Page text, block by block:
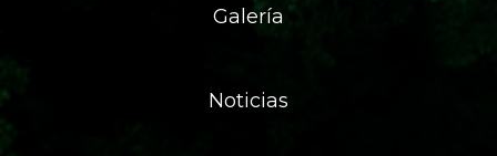
Galería
Noticias